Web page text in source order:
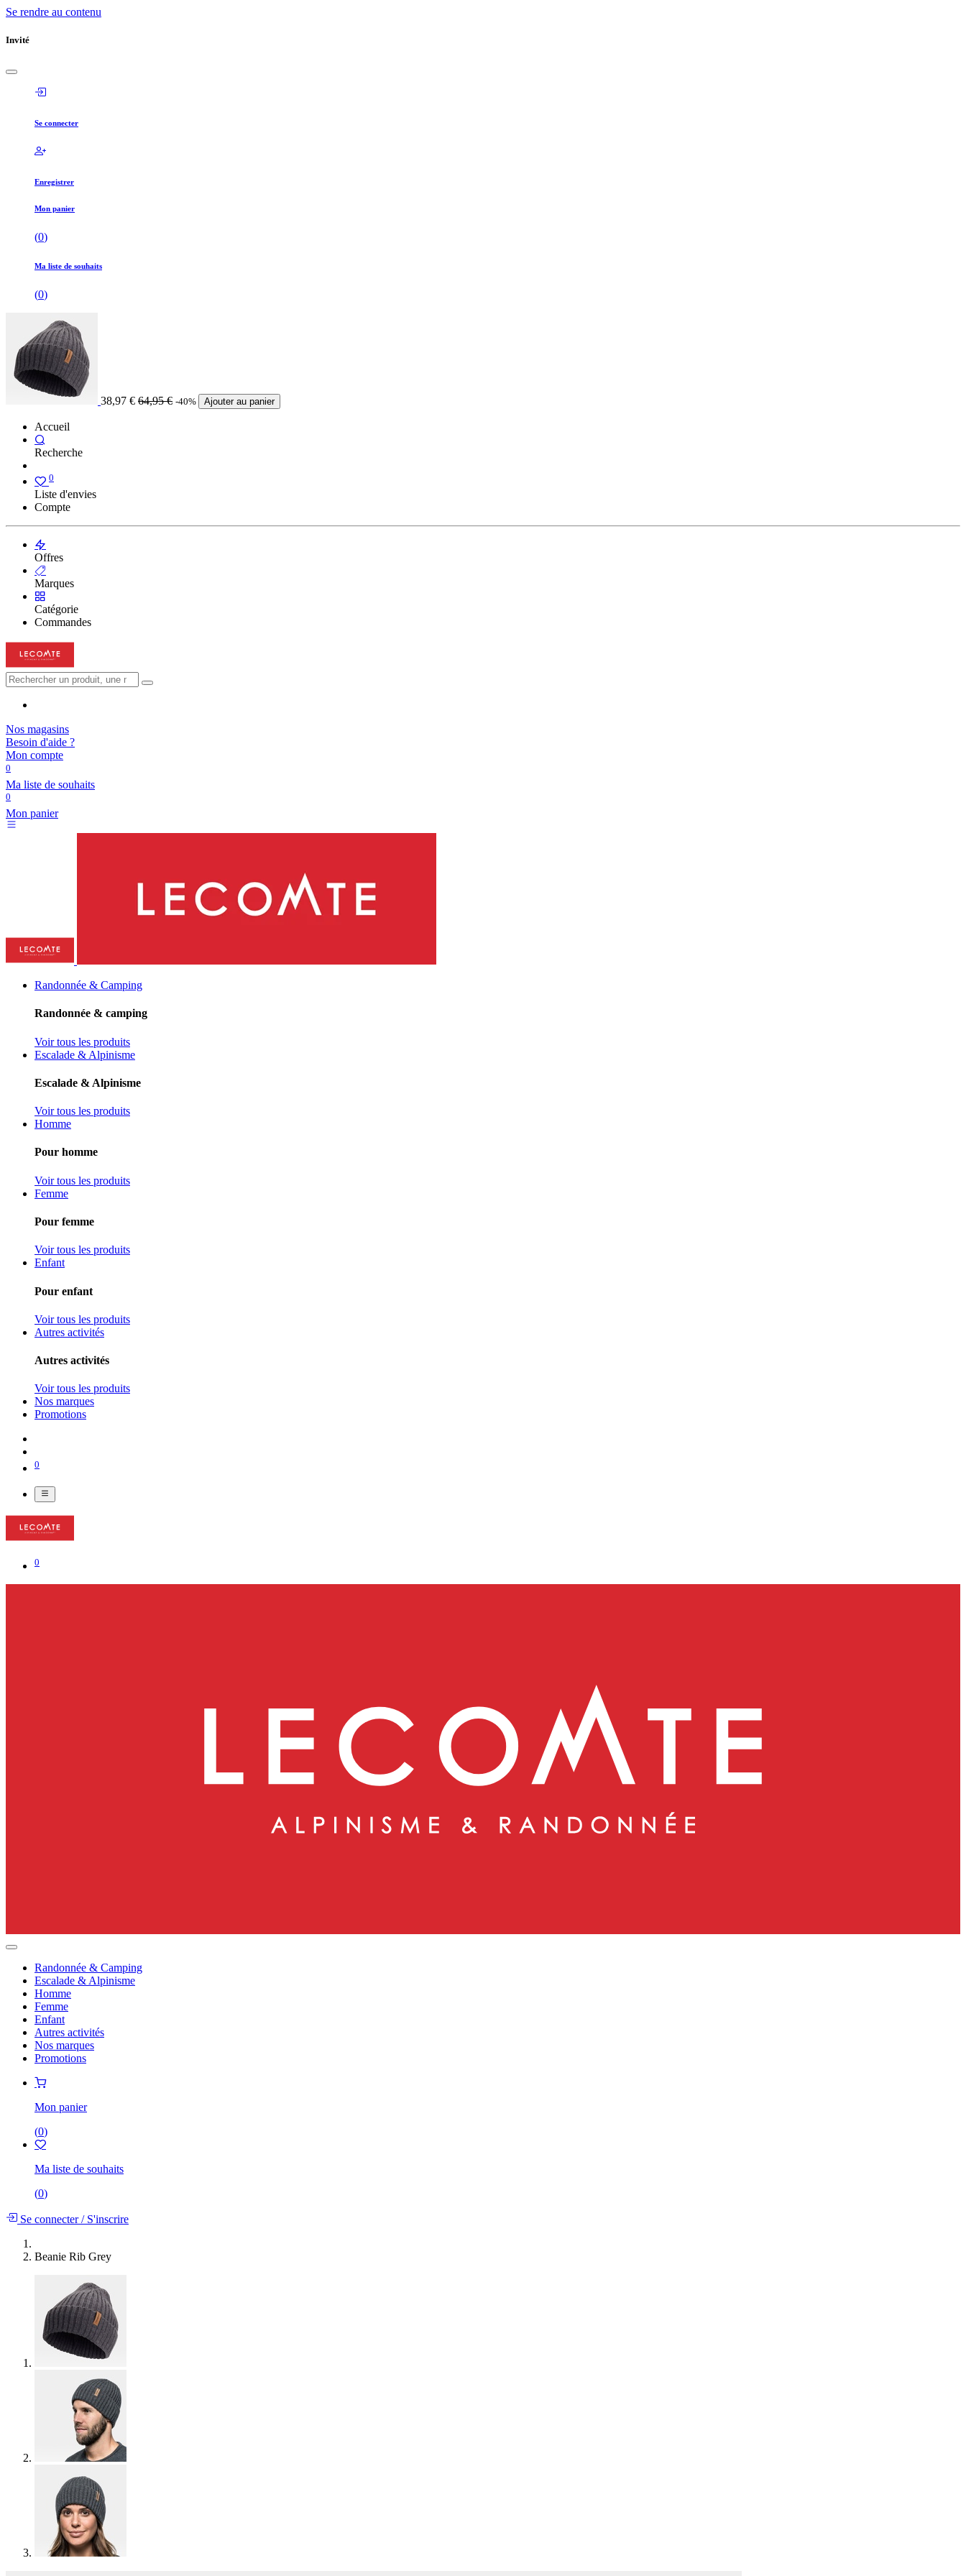
Se rendre au contenu
Invité
Se connecter
Enregistrer
Mon panier
(0)
Ma liste de souhaits
(0)
38,97 € 64,95€ -40% Ajouter au panier
Accueil
Recherche
0
Liste d'envies
Compte
Offres
Marques
Catégorie
Commandes
Nos magasins
Besoin d'aide ?
Mon compte
0
Ma liste de souhaits
0
Mon panier
Randonnée & Camping
Randonnée & camping
Voir tous les produits
Escalade & Alpinisme
Escalade & Alpinisme
Voir tous les produits
Homme
Pour homme
Voir tous les produits
Femme
Pour femme
Voir tous les produits
Enfant
Pour enfant
Voir tous les produits
Autres activités
Autres activités
Voir tous les produits
Nos marques
Promotions
0
0
Randonnée & Camping
Escalade & Alpinisme
Homme
Femme
Enfant
Autres activités
Nos marques
Promotions
Mon panier
(0)
Ma liste de souhaits
(0)
Se connecter/S'inscrire
Beanie Rib Grey